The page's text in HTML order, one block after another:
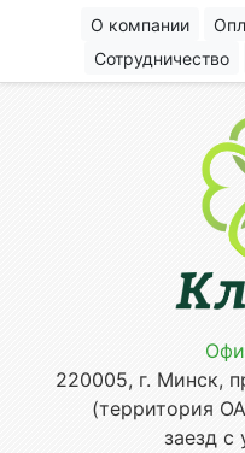
О компании
Сотрудничество
220005, г. Минск,
(территория
заезд с